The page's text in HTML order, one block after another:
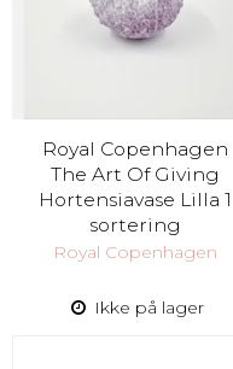
Royal Copenhagen
The Art Of Giving
Hortensiavase Lilla 1
sortering
Royal Copenhagen
Ikke på lager